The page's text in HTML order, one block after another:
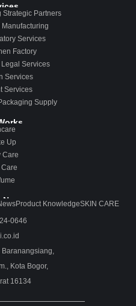
Strategic Partners
Services
Factory
Services
Services
Services
Supply
Up
Care
NewsProduct KnowledgeSKIN CARE
0646
Kota Bogor,
16134